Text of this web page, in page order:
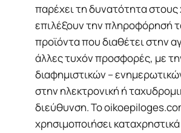
παρέχει τη δυνατότητα
επιλέξουν την πληροφόρησή
προϊόντα που διαθέτει στην
άλλες τυχόν προσφορές, με
διαφημιστικών –
στην ηλεκτρονική ή
διεύθυνση. Το
χρησιμοποιήσει